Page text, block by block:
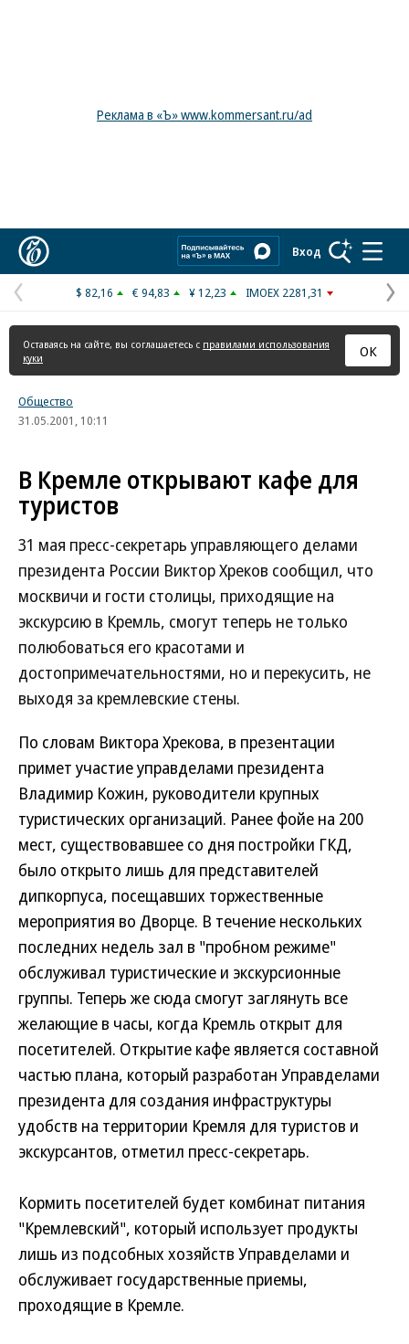
Реклама в «Ъ» www.kommersant.ru/ad
Вход
Предыдущая
страница
$ 82,16 € 94,83 ¥ 12,23 IMOEX 2281,31
Оставаясь на сайте, вы соглашаетесь с правилами использования
куки
ОК
Общество
31.05.2001, 10:11
В Кремле открывают кафе для
туристов
31 мая пресс-секретарь управляющего делами
президента России Виктор Хреков сообщил, что
москвичи и гости столицы, приходящие на
экскурсию в Кремль, смогут теперь не только
полюбоваться его красотами и
достопримечательностями, но и перекусить, не
выходя за кремлевские стены.
По словам Виктора Хрекова, в презентации
примет участие управделами президента
Владимир Кожин, руководители крупных
туристических организаций. Ранее фойе на 200
мест, существовавшее со дня постройки ГКД,
было открыто лишь для представителей
дипкорпуса, посещавших торжественные
мероприятия во Дворце. В течение нескольких
последних недель зал в "пробном режиме"
обслуживал туристические и экскурсионные
группы. Теперь же сюда смогут заглянуть все
желающие в часы, когда Кремль открыт для
посетителей. Открытие кафе является составной
частью плана, который разработан Управделами
президента для создания инфраструктуры
удобств на территории Кремля для туристов и
экскурсантов, отметил пресс-секретарь.
Кормить посетителей будет комбинат питания
"Кремлевский", который использует продукты
лишь из подсобных хозяйств Управделами и
обслуживает государственные приемы,
проходящие в Кремле.